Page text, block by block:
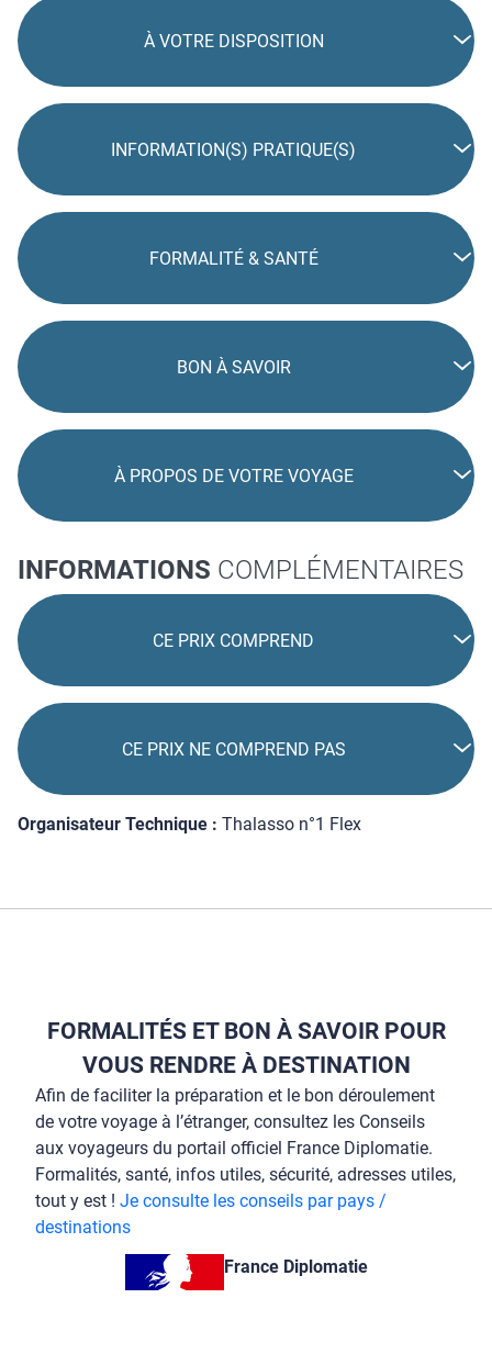
À VOTRE DISPOSITION
INFORMATION(S) PRATIQUE(S)
FORMALITÉ & SANTÉ
BON À SAVOIR
À PROPOS DE VOTRE VOYAGE
INFORMATIONS COMPLÉMENTAIRES
CE PRIX COMPREND
CE PRIX NE COMPREND PAS
Organisateur Technique : Thalasso n°1 Flex
FORMALITÉS ET BON À SAVOIR POUR
VOUS RENDRE À DESTINATION
Afin de faciliter la préparation et le bon déroulement
de votre voyage à l’étranger, consultez les Conseils
aux voyageurs du portail officiel France Diplomatie.
Formalités, santé, infos utiles, sécurité, adresses utiles,
tout y est ! Je consulte les conseils par pays /
destinations
France Diplomatie